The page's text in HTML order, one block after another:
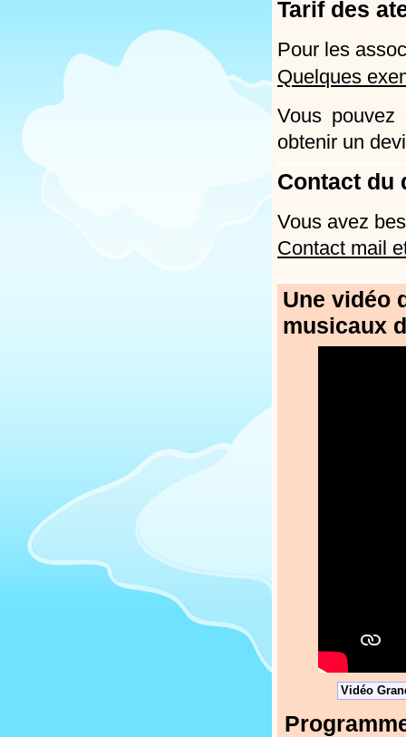
Tarif des
Pour les
Quelques
Vous pouvez
obtenir un
Contact du
Vous avez
Contact mail
Une vidéo
musicaux
Vidéo